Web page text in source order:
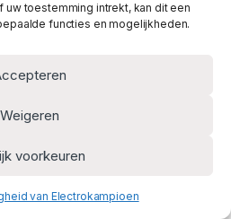
toestemming intrekt, kan dit een
functies en mogelijkheden.
Weigeren
voorkeuren
van Electrokampioen
Wasmachines Voorlader
AEG Wasmachine LR73842